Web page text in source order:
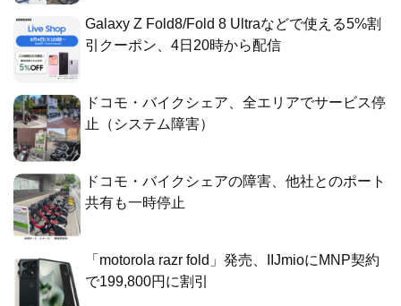
Galaxy Z Fold8/Fold 8 Ultraなどで使える5%割
引クーポン、4日20時から配信
ドコモ・バイクシェア、全エリアでサービス停
止（システム障害）
ドコモ・バイクシェアの障害、他社とのポート
共有も一時停止
「motorola razr fold」発売、IIJmioにMNP契約
で199,800円に割引